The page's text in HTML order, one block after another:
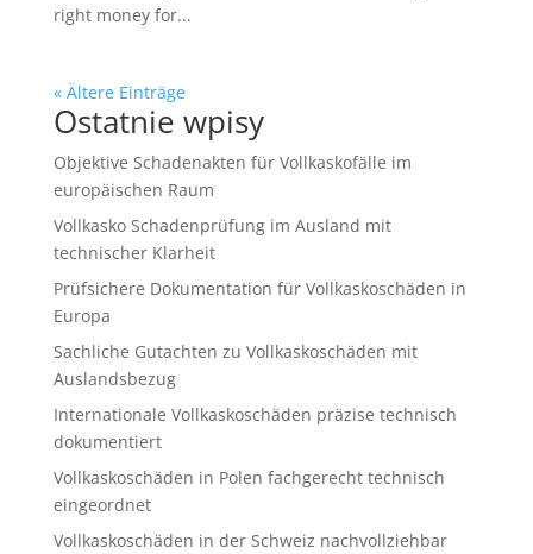
right money for...
« Ältere Einträge
Ostatnie wpisy
Objektive Schadenakten für Vollkaskofälle im
europäischen Raum
Vollkasko Schadenprüfung im Ausland mit
technischer Klarheit
Prüfsichere Dokumentation für Vollkaskoschäden in
Europa
Sachliche Gutachten zu Vollkaskoschäden mit
Auslandsbezug
Internationale Vollkaskoschäden präzise technisch
dokumentiert
Vollkaskoschäden in Polen fachgerecht technisch
eingeordnet
Vollkaskoschäden in der Schweiz nachvollziehbar